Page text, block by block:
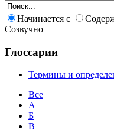
Начинается с
Созвучно
Глоссарии
Термины и
Все
А
Б
В